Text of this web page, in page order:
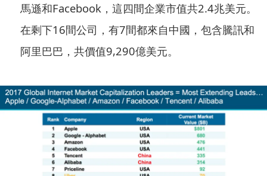
馬遜和Facebook，這四間企業市值共2.4兆美元。
在剩下16間公司，有7間都來自中國，包含騰訊和
阿里巴巴，共價值9,290億美元。